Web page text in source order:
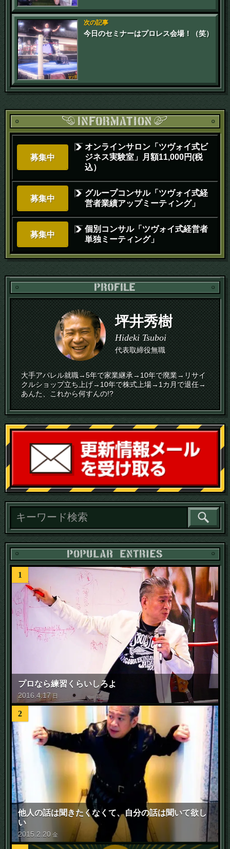
次の記事
今日のセミナーはプロレス会場！（笑）
募集中
オンラインサロン「ツヴォイ式ビ
ジネス実験室」月額11,000円(税
込）
募集中
グループコンサル「ツヴォイ式経
営者業績アップミーティング」
募集中
個別コンサル「ツヴォイ式経営者
単独ミーティング」
坪井秀樹
Hideki Tsuboi
代表取締役無職
大手アパレル就職→5年で家業継承→10年で廃業→リサイ
クルショップ立ち上げ→10年で株式上場→1カ月で退任→
あんた、これから何すんの!?
読
1
プロなら練習くらいしろよ
2016 .4.17 日
2
他人の話は聞きたくなくて、自分の話は聞いて欲し
い
2015 2 20 金